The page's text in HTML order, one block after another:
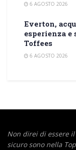
6 AGOSTO 2026
Everton,
esperienza e
Toffees
6 AGOSTO 2026
Non direi di essere
sicuro sono nella